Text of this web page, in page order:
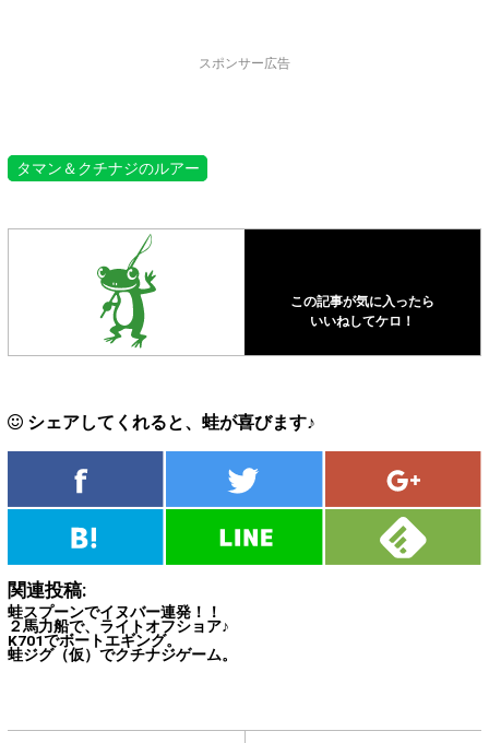
スポンサー広告
タマン＆クチナジのルアー
この記事が気に入ったら
いいねしてケロ！
シェアしてくれると、蛙が喜びます♪
関連投稿:
蛙スプーンでイヌバー連発！！
２馬力船で、ライトオフショア♪
K701でボートエギング。
蛙ジグ（仮）でクチナジゲーム。